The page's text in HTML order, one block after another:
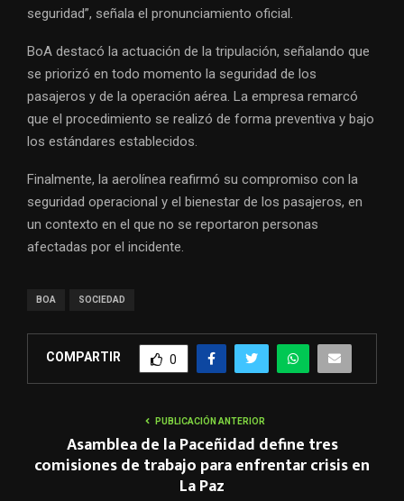
seguridad”, señala el pronunciamiento oficial.
BoA destacó la actuación de la tripulación, señalando que
se priorizó en todo momento la seguridad de los
pasajeros y de la operación aérea. La empresa remarcó
que el procedimiento se realizó de forma preventiva y bajo
los estándares establecidos.
Finalmente, la aerolínea reafirmó su compromiso con la
seguridad operacional y el bienestar de los pasajeros, en
un contexto en el que no se reportaron personas
afectadas por el incidente.
BOA SOCIEDAD
COMPARTIR 0
PUBLICACIÓN ANTERIOR
Asamblea de la Paceñidad define tres
comisiones de trabajo para enfrentar crisis en
La Paz